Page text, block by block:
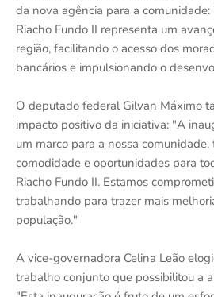
da nova agência para a
Riacho Fundo II representa um
região, facilitando o acesso dos
bancários e impulsionando o
O deputado federal Gilvan Máximo
impacto positivo da iniciativa: "A
um marco para a nossa
comodidade e oportunidades para
Riacho Fundo II. Estamos
trabalhando para trazer mais
população."
A vice-governadora Celina Leão
trabalho conjunto que possibilitou a